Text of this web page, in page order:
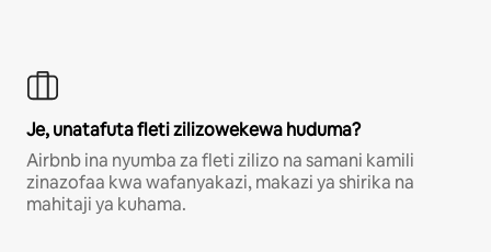
Je, unatafuta fleti zilizowekewa huduma?
Airbnb ina nyumba za fleti zilizo na samani kamili
zinazofaa kwa wafanyakazi, makazi ya shirika na
mahitaji ya kuhama.